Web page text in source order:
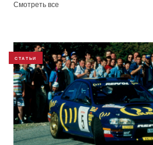
Смотреть все
СТАТЬИ